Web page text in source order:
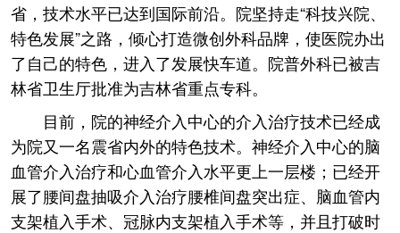
省，技术水平已达到国际前沿。院坚持走“科技兴院、
特色发展”之路，倾心打造微创外科品牌，使医院办出
了自己的特色，进入了发展快车道。院普外科已被吉
林省卫生厅批准为吉林省重点专科。
目前，院的神经介入中心的介入治疗技术已经成
为院又一名震省内外的特色技术。神经介入中心的脑
血管介入治疗和心血管介入水平更上一层楼；已经开
展了腰间盘抽吸介入治疗腰椎间盘突出症、脑血管内
支架植入手术、冠脉内支架植入手术等，并且打破时